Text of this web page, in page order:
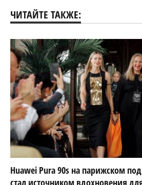
ЧИТАЙТЕ ТАКЖЕ:
Huawei Pura 90s на парижском
стал источником вдохновения